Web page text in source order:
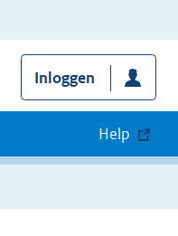
Inloggen
Help